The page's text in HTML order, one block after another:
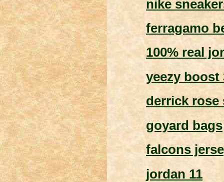
nike
ferragamo
100% real
yeezy boost
derrick rose
goyard bags
falcons
jordan 11